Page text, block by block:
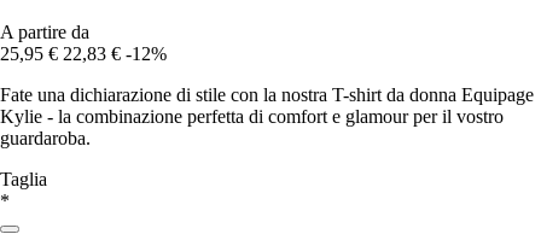
A partire da
25,95 € 22,83 € -12%
Fate una dichiarazione di stile con la nostra T-shirt da donna Equipage
Kylie - la combinazione perfetta di comfort e glamour per il vostro
guardaroba.
Taglia
*